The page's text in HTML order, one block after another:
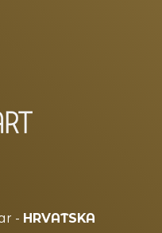
- HRVATSKA